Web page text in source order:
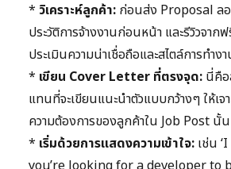
* วิเคราะห์ลูกค้า: ก่อนส่ง Proposal ล
ประวัติการจ้างงานก่อนหน้า และรีวิวจา
ประเมินความน่าเชื่อถือและสไตล์การทำง
* เขียน Cover Letter ที่ตรงจุด: นี่คื
แทนที่จะเขียนแนะนำตัวแบบกว้างๆ ให้เ
ความต้องการของลูกค้าใน Job Post นั้
* เริ่มด้วยการแสดงความเข้าใจ: เช่น